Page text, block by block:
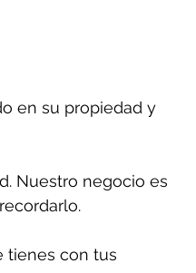
en su propiedad y
Nuestro negocio es
tienes con tus